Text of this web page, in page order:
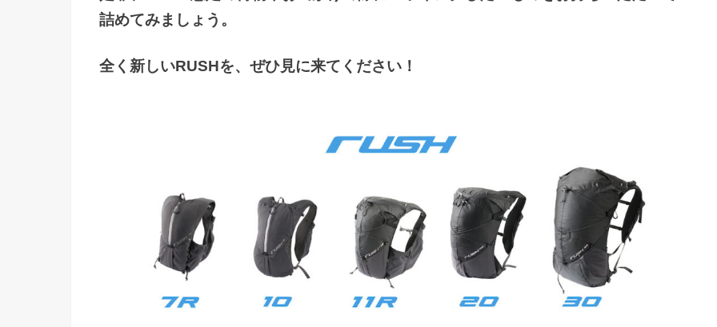
詰めてみましょう。
全く新しいRUSHを、ぜひ見に来てください！